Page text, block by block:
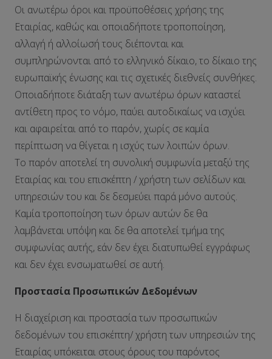
Οι ανωτέρω όροι και προϋποθέσεις χρήσης της
Εταιρίας, καθώς και οποιαδήποτε τροποποίηση,
αλλαγή ή αλλοίωσή τους διέπονται και
συμπληρώνονται από το ελληνικό δίκαιο, το δίκαιο της
ευρωπαϊκής ένωσης και τις σχετικές διεθνείς συνθήκες.
Οποιαδήποτε διάταξη των ανωτέρω όρων καταστεί
αντίθετη προς το νόμο, παύει αυτοδικαίως να ισχύει
και αφαιρείται από το παρόν, χωρίς σε καμία
περίπτωση να θίγεται η ισχύς των λοιπών όρων.
Το παρόν αποτελεί τη συνολική συμφωνία μεταξύ της
Εταιρίας και του επισκέπτη / χρήστη των σελίδων και
υπηρεσιών του και δε δεσμεύει παρά μόνο αυτούς.
Καμία τροποποίηση των όρων αυτών δε θα
λαμβάνεται υπόψη και δε θα αποτελεί τμήμα της
συμφωνίας αυτής, εάν δεν έχει διατυπωθεί εγγράφως
και δεν έχει ενσωματωθεί σε αυτή.
Προστασία Προσωπικών Δεδομένων
Η διαχείριση και προστασία των προσωπικών
δεδομένων του επισκέπτη/ χρήστη των υπηρεσιών της
Εταιρίας υπόκειται στους όρους του παρόντος